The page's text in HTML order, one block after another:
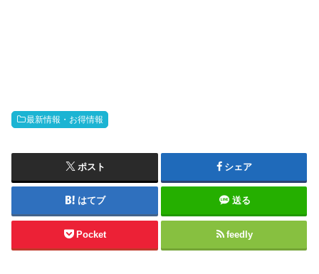
最新情報・お得情報
ポスト シェア
はてブ 送る
Pocket feedly